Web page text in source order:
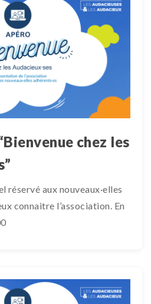
chez les
réservé aux nouveaux·elles
connaitre l’association. En